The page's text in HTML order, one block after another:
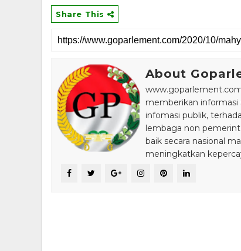
Share This
About
memberikan informasi
infomasi publik,
lembaga non
baik secara nasional
meningkatkan